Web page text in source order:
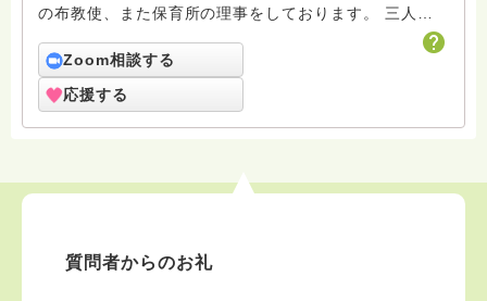
の布教使、また保育所の理事をしております。 三人の
子ども(長男、長女、次女)の育児や、保育所での子ども
たちとのふれあいを通して、日々のお念仏のお味わいを
深めています。 妻も同じく、本願寺派の布教使です。
夫婦で力を合わせながら、少しでも皆さんに浄土真宗の
お念仏を味わっていただきたいです。 皆様のお悩みに
Zoom相談する
応援する
質問者からのお礼